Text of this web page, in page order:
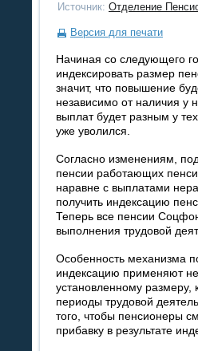
Источник: Отделение
Версия для печати
Начиная со следующего
индексировать размер
значит, что повышение
независимо от наличия у
выплат будет разным у
уже уволился.
Согласно изменениям,
пенсии работающих
наравне с выплатами
получить индексацию
Теперь все пенсии
выполнения трудовой
Особенность механизма
индексацию применяют
установленному размеру,
периоды трудовой
того, чтобы пенсионеры
прибавку в результате